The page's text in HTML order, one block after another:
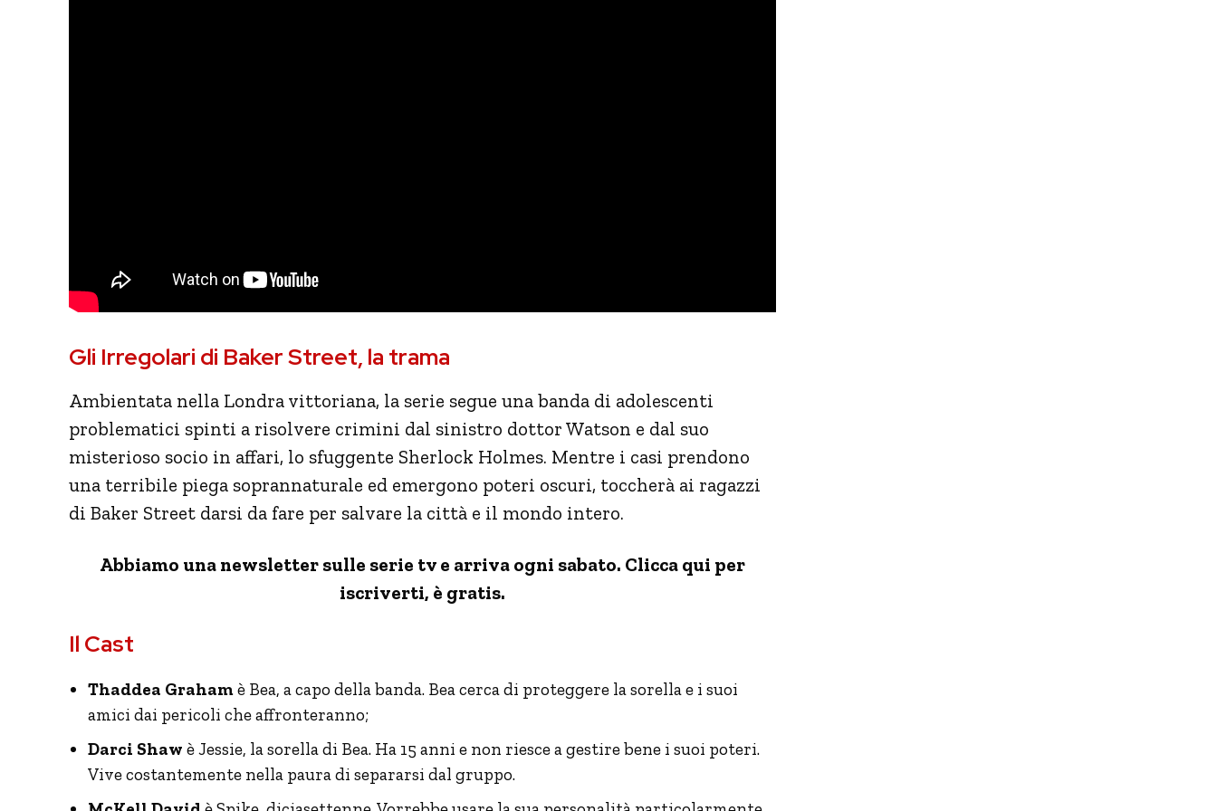
Gli Irregolari di Baker Street, la trama
Ambientata nella Londra vittoriana, la serie segue una banda di adolescenti
problematici spinti a risolvere crimini dal sinistro dottor Watson e dal suo
misterioso socio in affari, lo sfuggente Sherlock Holmes. Mentre i casi prendono
una terribile piega soprannaturale ed emergono poteri oscuri, toccherà ai ragazzi
di Baker Street darsi da fare per salvare la città e il mondo intero.
Abbiamo una newsletter sulle serie tv e arriva ogni sabato. Clicca qui per
iscriverti, è gratis.
Il Cast
Thaddea Grahamè Bea, a capo della banda. Bea cerca di proteggere la sorella e i suoi
amici dai pericoli che affronteranno;
Darci Shaw è Jessie, la sorella di Bea. Ha 15 anni e non riesce a gestire bene i suoi poteri.
Vive costantemente nella paura di separarsi dal gruppo.